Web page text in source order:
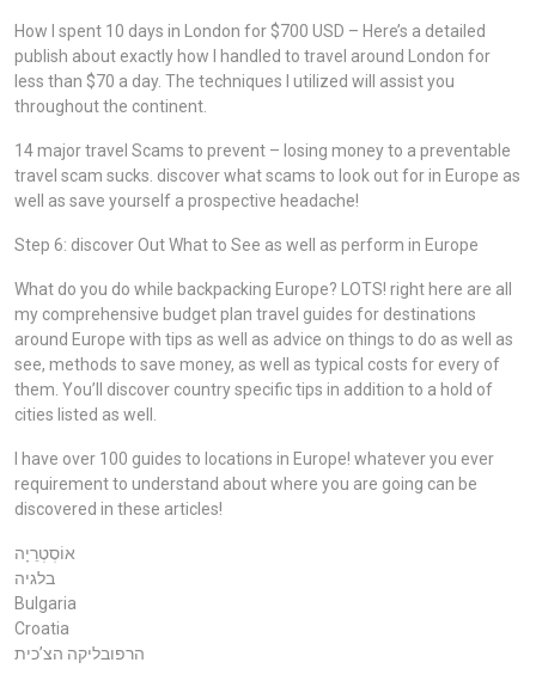
How I spent 10 days in London for $700 USD – Here’s a detailed
publish about exactly how I handled to travel around London for
less than $70 a day. The techniques I utilized will assist you
throughout the continent.
14 major travel Scams to prevent – losing money to a preventable
travel scam sucks. discover what scams to look out for in Europe as
well as save yourself a prospective headache!
Step 6: discover Out What to See as well as perform in Europe
What do you do while backpacking Europe? LOTS! right here are all
my comprehensive budget plan travel guides for destinations
around Europe with tips as well as advice on things to do as well as
see, methods to save money, as well as typical costs for every of
them. You’ll discover country specific tips in addition to a hold of
cities listed as well.
I have over 100 guides to locations in Europe! whatever you ever
requirement to understand about where you are going can be
discovered in these articles!
אוֹסְטְרֵיָה
בלגיה
Bulgaria
Croatia
הרפובליקה הצ’כית